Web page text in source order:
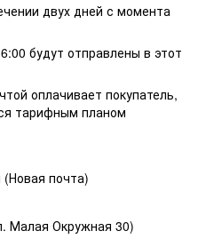
двух дней с момента
будут отправлены в этот
оплачивает покупатель,
тарифным планом
почта)
Малая Окружная 30)